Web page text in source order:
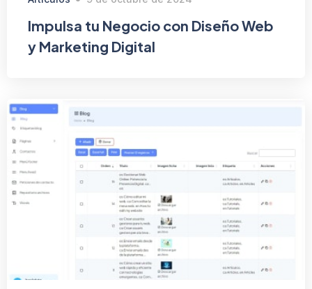
Impulsa tu Negocio con Diseño Web
y Marketing Digital